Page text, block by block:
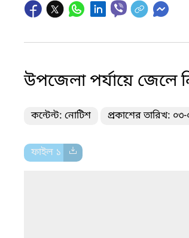
উপজেলা পর্যায়ে জেলে
কন্টেন্ট: নোটিশ প্রকাশের তারিখ:
ফাইল ১